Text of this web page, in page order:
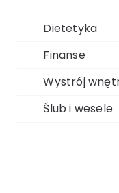
Dietetyka
Finanse
Wystrój
Ślub i wesele